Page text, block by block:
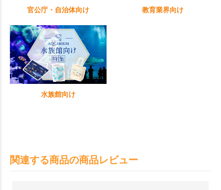
官公庁・自治体向け 教育業界向け
水族館向け
関連する商品の商品レビュー